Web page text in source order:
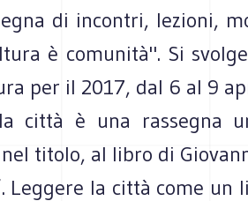
di incontri, lezioni,
è comunità". Si
per il 2017, dal 6 al 9
città è una rassegna
titolo, al libro di
Leggere la città come